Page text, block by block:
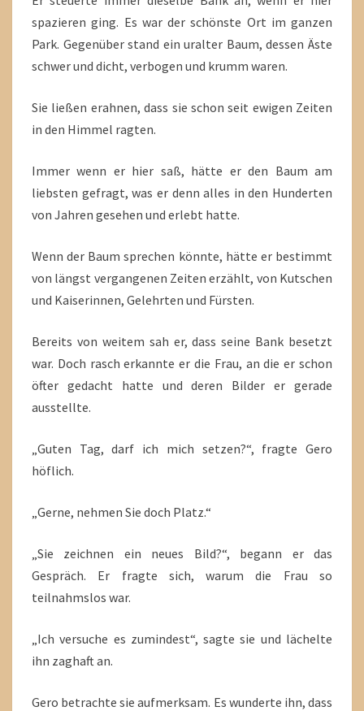
spazieren ging. Es war der schönste Ort im ganzen
Park. Gegenüber stand ein uralter Baum, dessen Äste
schwer und dicht, verbogen und krumm waren.
Sie ließen erahnen, dass sie schon seit ewigen Zeiten
in den Himmel ragten.
Immer wenn er hier saß, hätte er den Baum am
liebsten gefragt, was er denn alles in den Hunderten
von Jahren gesehen und erlebt hatte.
Wenn der Baum sprechen könnte, hätte er bestimmt
von längst vergangenen Zeiten erzählt, von Kutschen
und Kaiserinnen, Gelehrten und Fürsten.
Bereits von weitem sah er, dass seine Bank besetzt
war. Doch rasch erkannte er die Frau, an die er schon
öfter gedacht hatte und deren Bilder er gerade
ausstellte.
„Guten Tag, darf ich mich setzen?“, fragte Gero
höflich.
„Gerne, nehmen Sie doch Platz.“
„Sie zeichnen ein neues Bild?“, begann er das
Gespräch. Er fragte sich, warum die Frau so
teilnahmslos war.
„Ich versuche es zumindest“, sagte sie und lächelte
ihn zaghaft an.
Gero betrachte sie aufmerksam. Es wunderte ihn, dass